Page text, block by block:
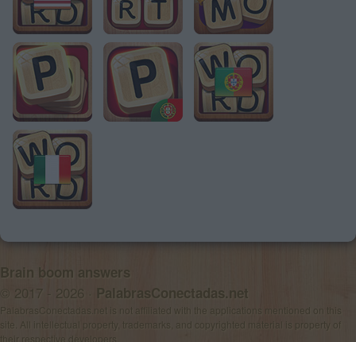
Brain boom answers
© 2017 - 2026 · PalabrasConectadas.net
PalabrasConectadas.net is not affiliated with the applications mentioned on this
site. All intellectual property, trademarks, and copyrighted material is property of